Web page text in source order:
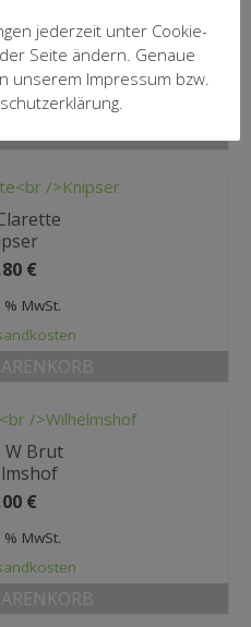
€
MwSt.
€
MwSt.
W Brut
€
MwSt.
jederzeit unter Cookie-
Seite ändern. Genaue
unserem Impressum bzw.